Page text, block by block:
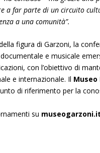
a far parte di un circuito
a una comunità”.
figura di Garzoni, la
e musicale
con l’obiettivo di
e internazionale. Il Museo
di riferimento per la
su museogarzoni.it